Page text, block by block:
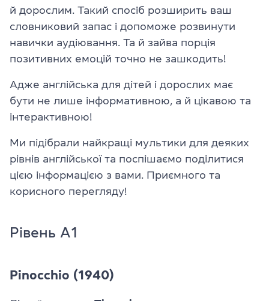
й дорослим. Такий спосіб розширить ваш
словниковий запас і допоможе розвинути
навички аудіювання. Та й зайва порція
позитивних емоцій точно не зашкодить!
Адже англійська для дітей і дорослих має
бути не лише інформативною, а й цікавою та
інтерактивною!
Ми підібрали найкращі мультики для деяких
рівнів англійської та поспішаємо поділитися
цією інформацією з вами. Приємного та
корисного перегляду!
Рівень A1
Pinocchio (1940)